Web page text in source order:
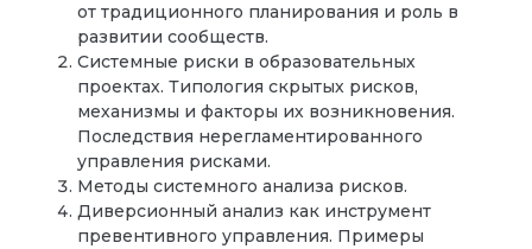
от традиционного планирования и роль в
развитии сообществ.
Системные риски в образовательных
проектах. Типология скрытых рисков,
механизмы и факторы их возникновения.
Последствия нерегламентированного
управления рисками.
Методы системного анализа рисков.
Диверсионный анализ как инструмент
превентивного управления. Примеры